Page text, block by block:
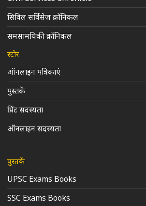
सिविल सर्विसेज क्रॉनिकल
समसामयिकी क्रॉनिकल
स्टोर
ऑनलाइन पत्रिकाएं
पुस्तकें
प्रिंट सदस्यता
ऑनलाइन सदस्यता
पुस्तकें
UPSC Exams Books
SSC Exams Books